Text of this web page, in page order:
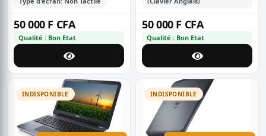
50 000 F CFA
Qualité : Bon Etat
50 000 F CFA
Qualité : Bon Etat
INDISPONIBLE INDISPONIBLE